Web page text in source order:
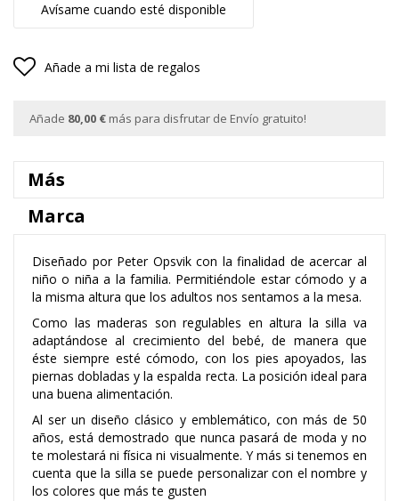
Avísame cuando esté disponible
Añade a mi lista de regalos
Añade 80,00 € más para disfrutar de Envío gratuito!
Más
Marca
Diseñado por Peter Opsvikcon la finalidad de acercar al
niño o niña a la familia. Permitiéndole estar cómodo y a
la misma altura que los adultos nos sentamos a la mesa.
Como las maderas son regulables en altura la silla va
adaptándose al crecimiento del bebé, de manera que
éste siempre esté cómodo, con los pies apoyados, las
piernas dobladas y la espalda recta. La posición ideal para
una buena alimentación.
Al ser un diseño clásico y emblemático, con más de 50
años, está demostrado que nunca pasará de moda y no
te molestará ni física ni visualmente. Y más si tenemos en
cuenta que la silla se puede personalizar con el nombre y
los colores que más te gusten